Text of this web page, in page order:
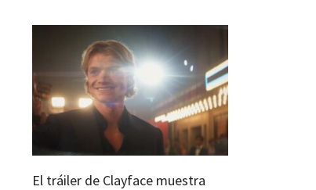
El tráiler de Clayface muestra